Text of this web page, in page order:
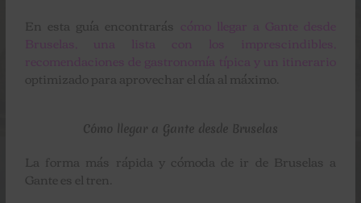
En esta guía encontrarás cómo llegar a Gante desde
Bruselas, una lista con los imprescindibles,
recomendaciones de gastronomía típica y un itinerario
optimizado para aprovechar el día al máximo.
Cómo llegar a Gante desde Bruselas
La forma más rápida y cómoda de ir de Bruselas a
Gante es el tren.